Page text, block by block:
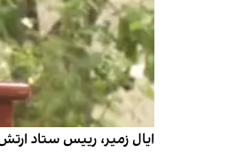
ایال زمیر، رییس ستاد